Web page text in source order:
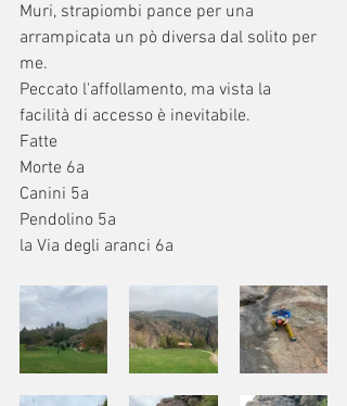
Muri, strapiombi pance per una
arrampicata un pò diversa dal solito per
me.
Peccato l'affollamento, ma vista la
facilità di accesso è inevitabile.
Fatte
Morte 6a
Canini 5a
Pendolino 5a
la Via degli aranci 6a